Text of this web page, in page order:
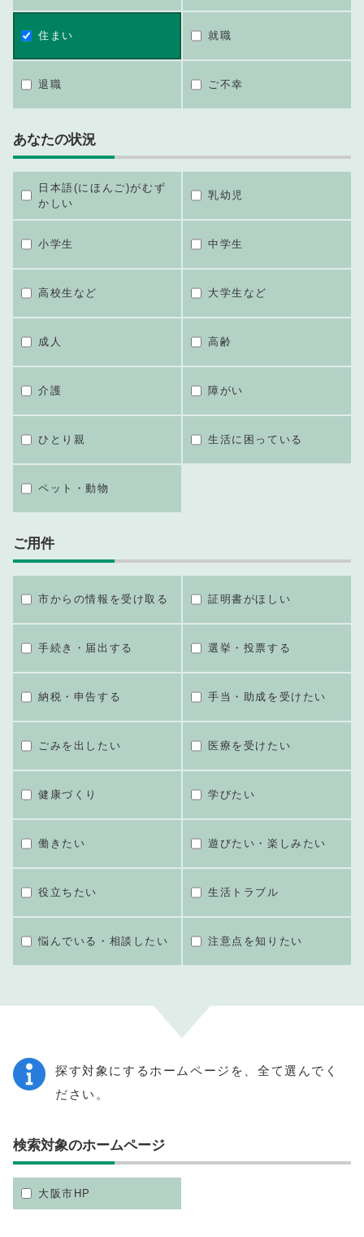
住まい 就職
退職 ご不幸
あなたの状況
日本語(にほんご)がむず
かしい
乳幼児
小学生 中学生
高校生など 大学生など
成人 高齢
介護 障がい
ひとり親 生活に困っている
ペット・動物
ご用件
市からの情報を受け取る 証明書がほしい
手続き・届出する 選挙・投票する
納税・申告する 手当・助成を受けたい
ごみを出したい 医療を受けたい
健康づくり 学びたい
働きたい 遊びたい・楽しみたい
役立ちたい 生活トラブル
悩んでいる・相談したい 注意点を知りたい
探す対象にするホームページを、全て選んでく
ださい。
検索対象のホームページ
大阪市HP